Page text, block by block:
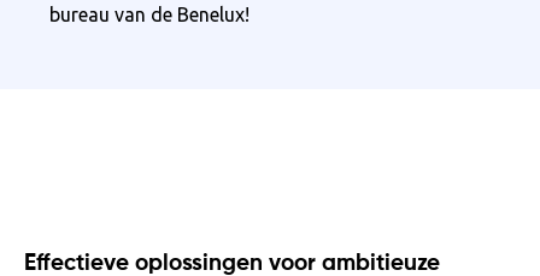
bureau van de Benelux!
Effectieve oplossingen voor ambitieuze